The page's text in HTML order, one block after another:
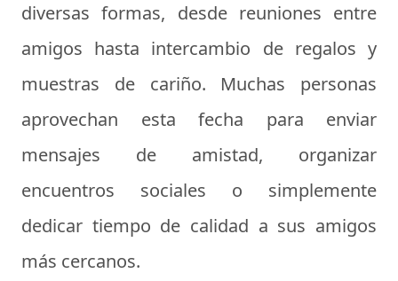
diversas formas, desde reuniones entre
amigos hasta intercambio de regalos y
muestras de cariño. Muchas personas
aprovechan esta fecha para enviar
mensajes de amistad, organizar
encuentros sociales o simplemente
dedicar tiempo de calidad a sus amigos
más cercanos.